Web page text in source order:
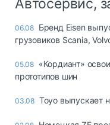
Автосервис,
06.08 Бренд Eisen
грузовиков Scania,
05.08 «Кордиант»
прототипов шин
03.08 Toyo выпускает